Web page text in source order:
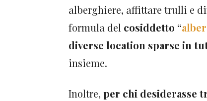
alberghiere, affittare trulli e
formula del cosiddetto “
diverse location sparse in
insieme.
Inoltre, per chi desiderasse